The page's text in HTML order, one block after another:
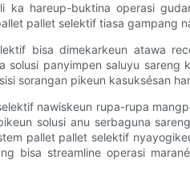
ka hareup-buktina operasi
pallet selektif tiasa gampang
bisa dimekarkeun atawa
solusi panyimpen saluyu
sorangan pikeun kasuksésan
nawiskeun rupa-rupa
solusi anu serbaguna
pallet pallet selektif
bisa streamline operasi